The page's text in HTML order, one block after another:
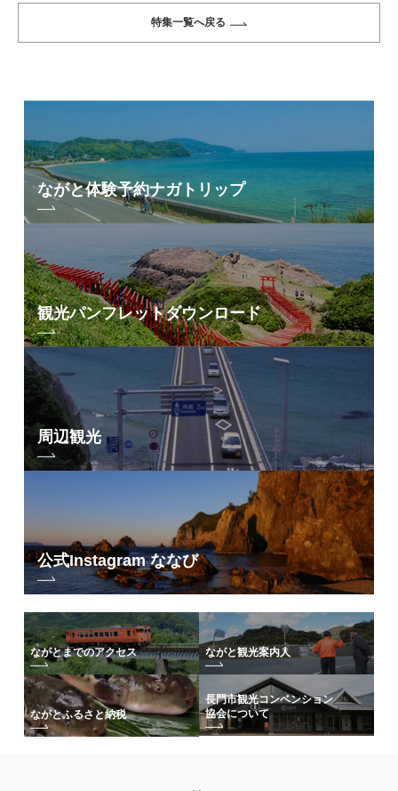
特集一覧へ戻る
ながと体験予約ナガトリップ
観光パンフレットダウンロード
周辺観光
公式Instagram ななび
ながとまでのアクセス ながと観光案内人
ながとふるさと納税
長門市観光コンベンション
協会について